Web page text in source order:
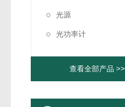
光源
光功率计
查看全部产品 >>